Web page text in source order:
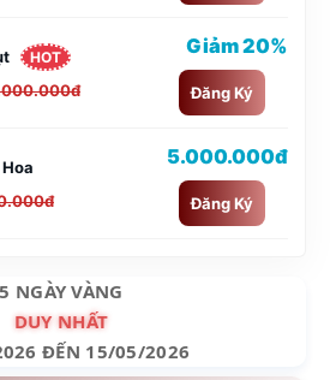
HOT Giảm 20%
Đăng Ký
5.000.000đ
Đăng Ký
5 NGÀY VÀNG
DUY NHẤT
ĐẾN 15/05/2026